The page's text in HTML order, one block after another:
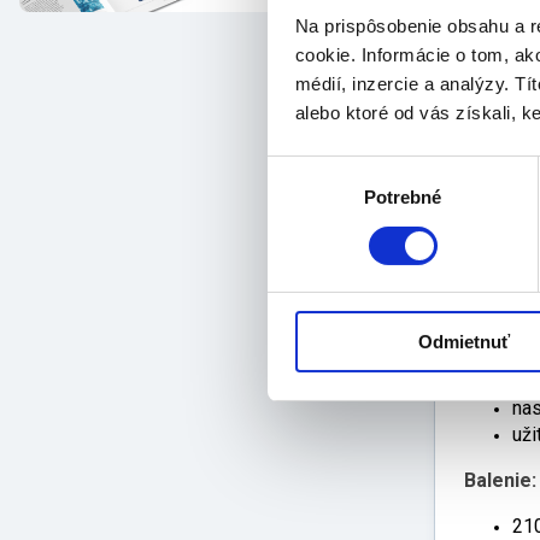
Na prispôsobenie obsahu a
cookie. Informácie o tom,
médií, inzercie a analýzy.
alebo ktoré od vás získali,
Potrebné
Odmietnuť
Balenie: